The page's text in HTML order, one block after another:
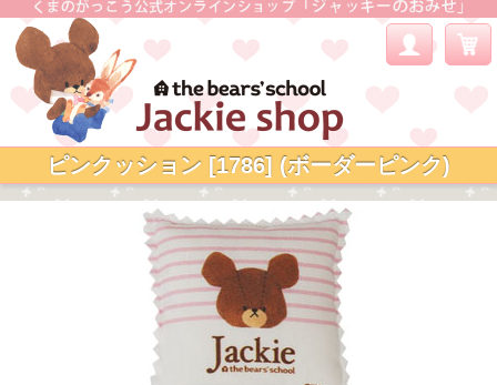
ピンクッション [1786] (ボーダーピンク)